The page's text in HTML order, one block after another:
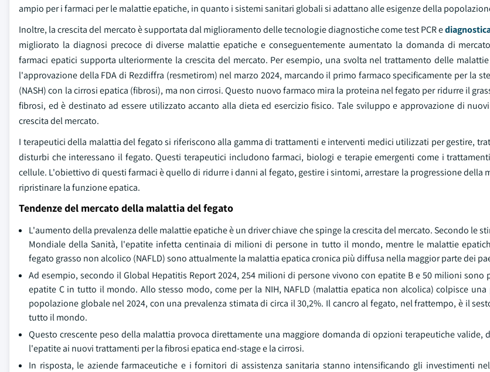
ampio per i farmaci per le malattie epatiche, in quanto i sistemi sanitari globali si adattano alle esigenze della
Inoltre, la crescita del mercato è supportata dal miglioramento delle tecnologie diagnostiche come test PCR e
migliorato la diagnosi precoce di diverse malattie epatiche e conseguentemente aumentato la domanda di
farmaci epatici supporta ulteriormente la crescita del mercato. Per esempio, una svolta nel trattamento delle
l'approvazione della FDA di Rezdiffra (resmetirom) nel marzo 2024, marcando il primo farmaco specificamente per la
(NASH) con la cirrosi epatica (fibrosi), ma non cirrosi. Questo nuovo farmaco mira la proteina nel fegato per ridurre il
fibrosi, ed è destinato ad essere utilizzato accanto alla dieta ed esercizio fisico. Tale sviluppo e approvazione di
crescita del mercato.
I terapeutici della malattia del fegato si riferiscono alla gamma di trattamenti e interventi medici utilizzati per gestire,
disturbi che interessano il fegato. Questi terapeutici includono farmaci, biologi e terapie emergenti come i
cellule. L'obiettivo di questi farmaci è quello di ridurre i danni al fegato, gestire i sintomi, arrestare la progressione della
ripristinare la funzione epatica.
Tendenze del mercato della malattia del fegato
L'aumento della prevalenza delle malattie epatiche è un driver chiave che spinge la crescita del mercato. Secondo le
Mondiale della Sanità, l'epatite infetta centinaia di milioni di persone in tutto il mondo, mentre le malattie
fegato grasso non alcolico (NAFLD) sono attualmente la malattia epatica cronica più diffusa nella maggior parte dei
Ad esempio, secondo il Global Hepatitis Report 2024, 254 milioni di persone vivono con epatite B e 50 milioni sono
epatite C in tutto il mondo. Allo stesso modo, come per la NIH, NAFLD (malattia epatica non alcolica) colpisce
popolazione globale nel 2024, con una prevalenza stimata di circa il 30,2%. Il cancro al fegato, nel frattempo, è il
tutto il mondo.
Questo crescente peso della malattia provoca direttamente una maggiore domanda di opzioni terapeutiche valide,
l'epatite ai nuovi trattamenti per la fibrosi epatica end-stage e la cirrosi.
In risposta, le aziende farmaceutiche e i fornitori di assistenza sanitaria stanno intensificando gli investimenti